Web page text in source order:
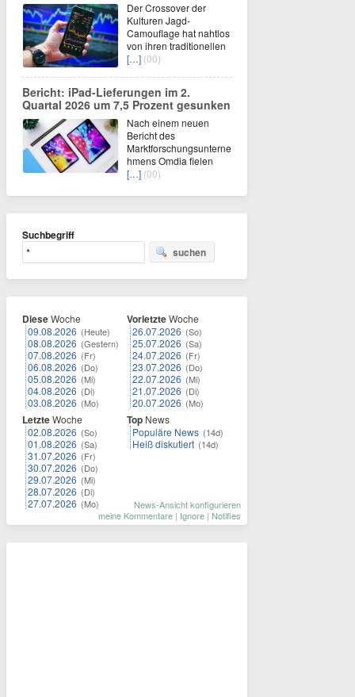
Der Crossover der
Kulturen Jagd-
Camouflage hat nahtlos
von ihren traditionellen
[…] (00)
Bericht: iPad-Lieferungen im 2.
Quartal 2026 um 7,5 Prozent gesunken
Nach einem neuen
Bericht des
Marktforschungsunterne
hmens Omdia fielen
[…] (00)
Suchbegriff
suchen
DieseWoche
09.08.2026 (Heute)
08.08.2026 (Gestern)
07.08.2026 (Fr)
06.08.2026 (Do)
05.08.2026 (Mi)
04.08.2026 (Di)
03.08.2026 (Mo)
LetzteWoche
02.08.2026 (So)
01.08.2026 (Sa)
31.07.2026 (Fr)
30.07.2026 (Do)
29.07.2026 (Mi)
28.07.2026 (Di)
27.07.2026 (Mo)
VorletzteWoche
26.07.2026 (So)
25.07.2026 (Sa)
24.07.2026 (Fr)
23.07.2026 (Do)
22.07.2026 (Mi)
21.07.2026 (Di)
20.07.2026 (Mo)
Top News
Populäre News (14d)
Heiß diskutiert (14d)
News-Ansicht konfigurieren
meine Kommentare | Ignore | Notifies